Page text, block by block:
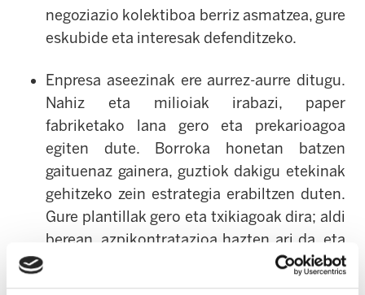
negoziazio kolektiboa berriz asmatzea, gure
eskubide eta interesak defenditzeko.
Enpresa aseezinak ere aurrez-aurre ditugu.
Nahiz eta milioiak irabazi, paper
fabriketako lana gero eta prekarioagoa
egiten dute. Borroka honetan batzen
gaituenaz gainera, guztiok dakigu etekinak
gehitzeko zein estrategia erabiltzen duten.
Gure plantillak gero eta txikiagoak dira; aldi
berean, azpikontratazioa hazten ari da, eta
horrekin batera, zatiketa eta prekaritatea.